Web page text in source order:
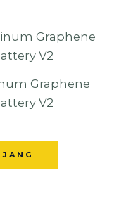
Graphene
V2